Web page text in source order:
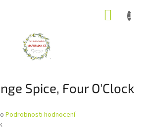
Spice, Four O'Clock
Podrobnosti hodnocení